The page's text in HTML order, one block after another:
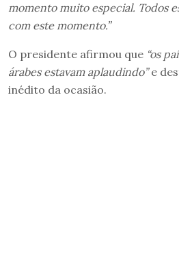
momento muito especial. Todos
com este momento.”
O presidente afirmou que “os
árabes estavam aplaudindo”e
inédito da ocasião.